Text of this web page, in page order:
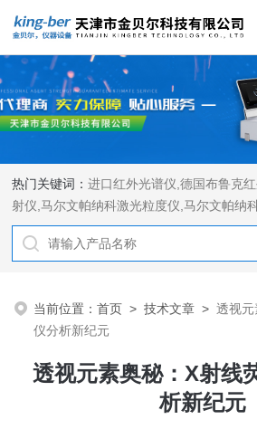
热门关键词：进口红外光谱仪 ,德国布鲁克
射仪 ,马尔文帕纳科激光粒度仪 ,马尔文帕纳
当前位置：首页 >技术文章 >透视
仪分析新纪元
透视元素奥秘：X射线
析新纪元